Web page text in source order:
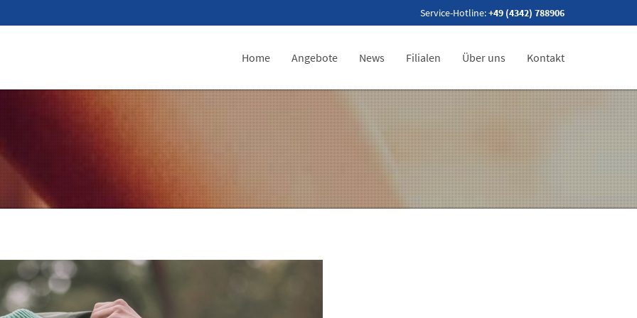
Service-Hotline:+49 (4342) 788906
Home Angebote News Filialen Über uns Kontakt